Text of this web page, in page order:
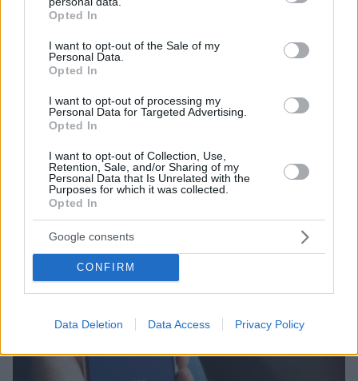
grant or deny consent to Google and its third-party tags to
use your data for below specified purposes in below Google
consent section.
Opted In
I want to opt-out of the Sale of my
Personal Data.
Opted In
I want to opt-out of processing my
Personal Data for Targeted Advertising.
Opted In
I want to opt-out of Collection, Use,
Retention, Sale, and/or Sharing of my
Personal Data that Is Unrelated with the
Purposes for which it was collected.
Opted In
Google consents
CONFIRM
Data Deletion Data Access Privacy Policy
Οργή στο Περού για το βίντεο της σεξουαλικής
επίθεσης μαέστρου σε 26χρονη τραγουδίστρια:
«Σιγά-σιγά θα το ξεπεράσεις» της έλεγαν από τη
μπάντα της
07.08.2026, 07:16